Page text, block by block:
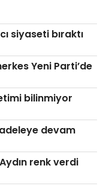
siyaseti bıraktı
Yeni Parti’de
bilinmiyor
devam
renk verdi